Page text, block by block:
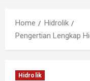
Home
Hidrolik
Pengertian Lengkap
Hidrolik